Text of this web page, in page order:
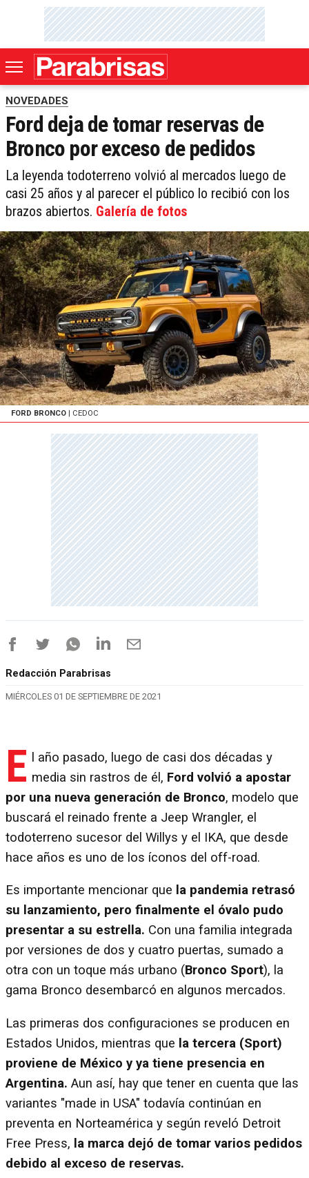
NOVEDADES
Ford deja de tomar reservas de
Bronco por exceso de pedidos
La leyenda todoterreno volvió al mercados luego de
casi 25 años y al parecer el público lo recibió con los
brazos abiertos. Galería de fotos
FORD BRONCO | CEDOC
Redacción Parabrisas
MIÉRCOLES 01 DE SEPTIEMBRE DE 2021
E
l año pasado, luego de casi dos décadas y
media sin rastros de él, Ford volvió a apostar
por una nueva generación de Bronco, modelo que
buscará el reinado frente a Jeep Wrangler, el
todoterreno sucesor del Willys y el IKA, que desde
hace años es uno de los íconos del off-road.
Es importante mencionar que la pandemia retrasó
su lanzamiento, pero finalmente el óvalo pudo
presentar a su estrella. Con una familia integrada
por versiones de dos y cuatro puertas, sumado a
otra con un toque más urbano (Bronco Sport), la
gama Bronco desembarcó en algunos mercados.
Las primeras dos configuraciones se producen en
Estados Unidos, mientras que la tercera (Sport)
proviene de México y ya tiene presencia en
Argentina. Aun así, hay que tener en cuenta que las
variantes "made in USA" todavía continúan en
preventa en Norteamérica y según reveló Detroit
Free Press, la marca dejó de tomar varios pedidos
debido al exceso de reservas.